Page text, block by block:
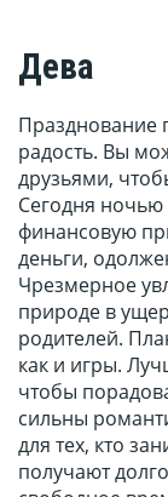
Дева
Празднование
радость. Вы
друзьями,
Сегодня ночью
финансовую
деньги,
Чрезмерное
природе в
родителей.
как и игры.
чтобы
сильны
для тех, кто
получают